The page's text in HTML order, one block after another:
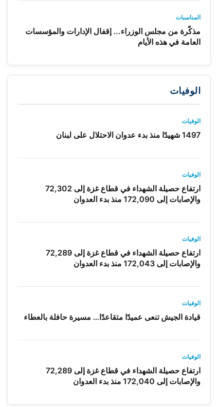
المناسبات
مذكّرة من مجلس الوزراء... إقفال الإدارات والمؤسسات
العامة في هذه الأيام
الوفيات
الوفيات
1497 شهيدًا منذ بدء عدوان الاحتلال على لبنان
الوفيات
ارتفاع حصيلة الشهداء في قطاع غزة إلى 72,302
والإصابات إلى 172,090 منذ بدء العدوان
الوفيات
ارتفاع حصيلة الشهداء في قطاع غزة إلى 72,289
والإصابات إلى 172,043 منذ بدء العدوان
الوفيات
قيادة الجيش تنعى عميدًا متقاعدًا… مسيرة حافلة بالعطاء
الوفيات
ارتفاع حصيلة الشهداء في قطاع غزة إلى 72,289
والإصابات إلى 172,040 منذ بدء العدوان